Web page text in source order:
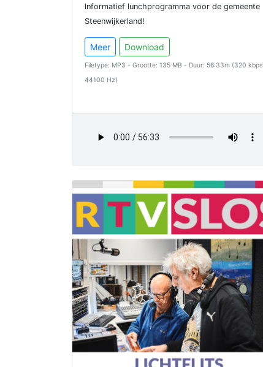
lnformatief lunchprogramma voor de gemeente
Steenwijkerland!
Meer Download
Filetype: MP3 - Grootte: 135 MB - Duur: 56:33m (320 kbps
44100 Hz)